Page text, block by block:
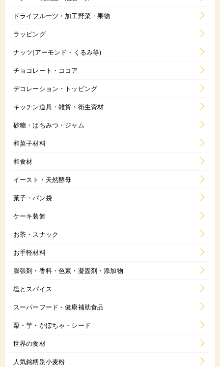
ドライフルーツ・加工野菜・果物
ラッピング
ナッツ(アーモンド・くるみ等)
チョコレート・ココア
デコレーション・トッピング
キッチン道具・雑貨・衛生資材
砂糖・はちみつ・ジャム
和菓子材料
和食材
イースト・天然酵母
菓子・パン袋
ケーキ装飾
お茶・スナック
お手軽材料
膨張剤・香料・色素・凝固剤・添加物
塩とスパイス
スーパーフード・健康補助食品
栗・芋・かぼちゃ・シード
世界の食材
人気銘柄別小麦粉